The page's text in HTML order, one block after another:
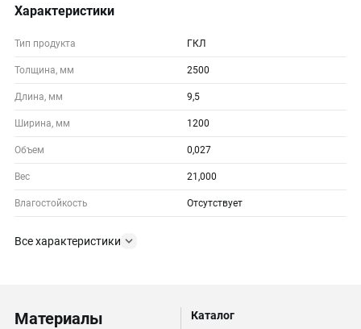
Характеристики
Тип продукта ГКЛ
Толщина, мм 2500
Длина, мм 9,5
Ширина, мм 1200
Объем 0,027
Вес 21,000
Влагостойкость Отсутствует
Все характеристики
Материалы
Каталог